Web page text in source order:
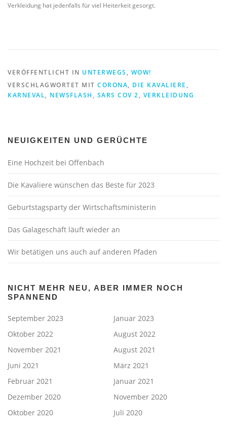
Verkleidung hat jedenfalls für viel Heiterkeit gesorgt.
VERÖFFENTLICHT IN UNTERWEGS , WOW!
VERSCHLAGWORTET MIT CORONA, DIE KAVALIERE ,
KARNEVAL, NEWSFLASH , SARS COV 2, VERKLEIDUNG
NEUIGKEITEN UND GERÜCHTE
Eine Hochzeit bei Offenbach
Die Kavaliere wünschen das Beste für 2023
Geburtstagsparty der Wirtschaftsministerin
Das Galageschäft läuft wieder an
Wir betätigen uns auch auf anderen Pfaden
NICHT MEHR NEU, ABER IMMER NOCH
SPANNEND
September 2023
Januar 2023
Oktober 2022
August 2022
November 2021
August 2021
Juni 2021
März 2021
Februar 2021
Januar 2021
Dezember 2020
November 2020
Oktober 2020
Juli 2020